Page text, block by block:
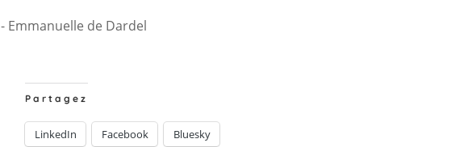
- Emmanuelle de Dardel
Partagez
LinkedIn Facebook Bluesky